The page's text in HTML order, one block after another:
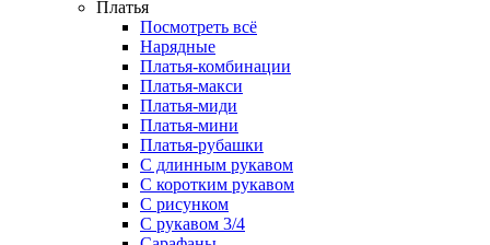
Платья
Посмотреть всё
Нарядные
Платья-комбинации
Платья-макси
Платья-миди
Платья-мини
Платья-рубашки
С длинным рукавом
С коротким рукавом
С рисунком
С рукавом 3/4